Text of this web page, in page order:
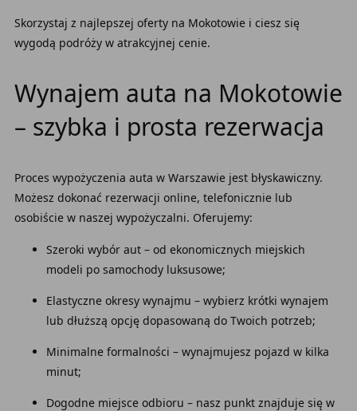
Skorzystaj z najlepszej oferty na Mokotowie i ciesz się
wygodą podróży w atrakcyjnej cenie.
Wynajem auta na Mokotowie
– szybka i prosta rezerwacja
Proces wypożyczenia auta w Warszawie jest błyskawiczny.
Możesz dokonać rezerwacji online, telefonicznie lub
osobiście w naszej wypożyczalni. Oferujemy:
Szeroki wybór aut – od ekonomicznych miejskich
modeli po samochody luksusowe;
Elastyczne okresy wynajmu – wybierz krótki wynajem
lub dłuższą opcję dopasowaną do Twoich potrzeb;
Minimalne formalności – wynajmujesz pojazd w kilka
minut;
Dogodne miejsce odbioru – nasz punkt znajduje się w